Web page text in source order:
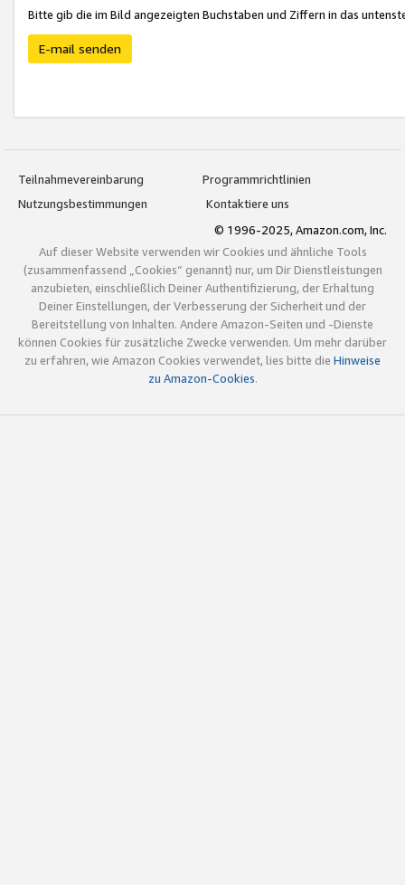
Bitte gib die im Bild angezeigten Buchstaben und Ziffern in das
E-mail senden
Teilnahmevereinbarung
Programmrichtlinien
Nutzungsbestimmungen
Kontaktiere uns
© 1996-2025, Amazon.com, Inc.
Auf dieser Website verwenden wir Cookies und ähnliche Tools
(zusammenfassend „Cookies“ genannt) nur, um Dir Dienstleistungen
anzubieten, einschließlich Deiner Authentifizierung, der Erhaltung
Deiner Einstellungen, der Verbesserung der Sicherheit und der
Bereitstellung von Inhalten. Andere Amazon-Seiten und -Dienste
können Cookies für zusätzliche Zwecke verwenden. Um mehr darüber
zu erfahren, wie Amazon Cookies verwendet, lies bitte die Hinweise
zu Amazon-Cookies.